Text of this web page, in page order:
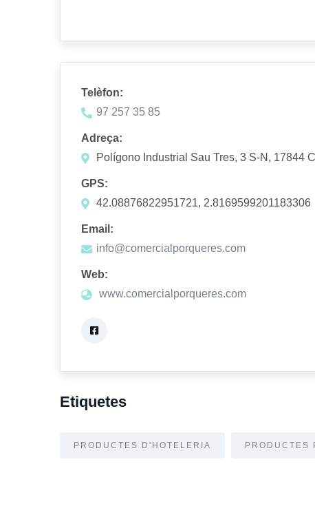
Telèfon:
97 257 35 85
Adreça:
Polígono Industrial Sau Tres, 3 S-N, 17844
GPS:
42.08876822951721, 2.8169599201183306
Email:
info@comercialporqueres.com
Web:
www.comercialporqueres.com
Etiquetes
PRODUCTES D'HOTELERIA PRODUCTES